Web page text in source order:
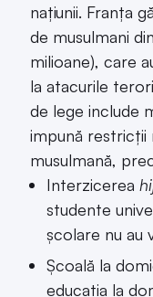
națiunii. Franța
de musulmani
milioane), care
la atacurile
de lege include
impună
musulmană,
Interzicerea
studente
școlare nu au
Școală la
educația la